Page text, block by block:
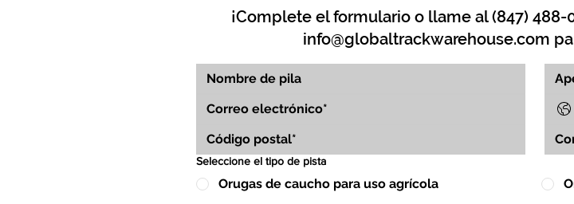
¡Complete el formulario o llame al (847)
info@globaltrackwarehouse.com
Seleccione el tipo de pista
Orugas de caucho para uso agrícola